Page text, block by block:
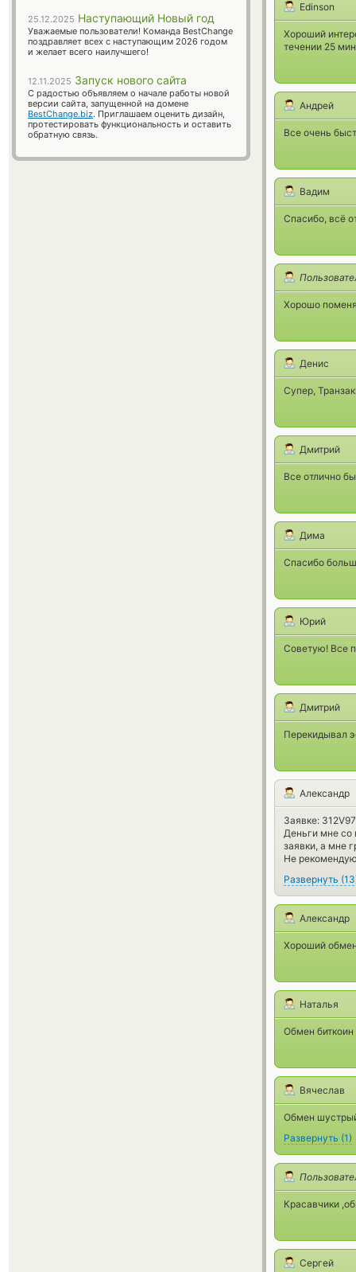
Edinson
Хороший
течении 25
Андрей
Все очень
Вадим
Спасибо, всё
Хорошо
Денис
Супер,
Дмитрий
Все отлично
Дима
Спасибо
Юрий
Советую! Все
Дмитрий
Перекидывал
Александр
Заявке:
Деньги мне со
заявки, а мне
Не
Развернуть (13
Александр
Хороший
Наталья
Обмен
Вячеслав
Обмен шустрый
Развернуть (1)
Красавчики
Сергей
25.12.2025 Наступающий Новый год
Уважаемые пользователи! Команда BestChange
поздравляет всех с наступающим 2026 годом
и желает всего наилучшего!
12.11.2025 Запуск нового сайта
С радостью объявляем о начале работы новой
версии сайта, запущенной на домене
BestChange.biz. Приглашаем оценить дизайн,
протестировать функциональность и оставить
обратную связь.